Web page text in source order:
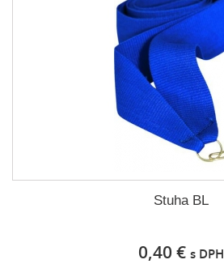
Stuha BL
0,40 € s DPH